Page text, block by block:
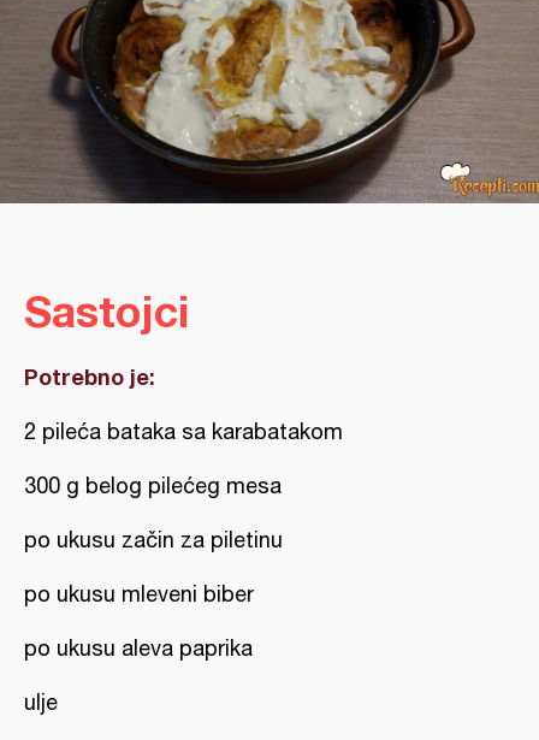
Sastojci
Potrebno je:
2 pileća bataka sa karabatakom
300 g belog pilećeg mesa
po ukusu začin za piletinu
po ukusu mleveni biber
po ukusu aleva paprika
ulje